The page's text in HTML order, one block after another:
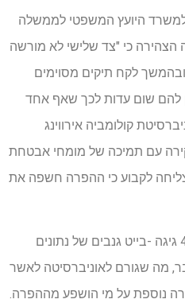
היועץ המשפטי לממשלה
הצהירה כי "צד שלישי לא מורשה
לקח תיקים מסוימים
להם שום עדות לכך שאף אחד
קולומביה אירווינג
עם תמיכה של מומחי אבטחת
לקבוע כי ההפרה חשפה את
ההאקר לכאורה טוען שיש לו 460 גיגה -בייט גנבים של נתונים
מה שגורם לאוניברסיטה לאשר
נוספת על מי הושפע מההפרה.